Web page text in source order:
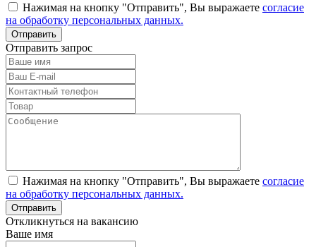
Нажимая на кнопку "Отправить", Вы выражаете согласие
на обработку персональных данных.
Отправить запрос
Нажимая на кнопку "Отправить", Вы выражаете согласие
на обработку персональных данных.
Откликнуться на вакансию
Ваше имя